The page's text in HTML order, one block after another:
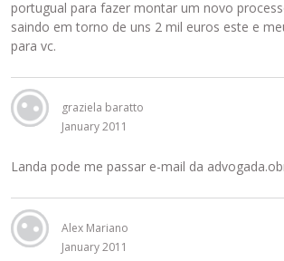
portugual para fazer montar um novo
saindo em torno de uns 2 mil euros este e
para vc.
graziela baratto
January 2011
Landa pode me passar e-mail da
Alex Mariano
January 2011